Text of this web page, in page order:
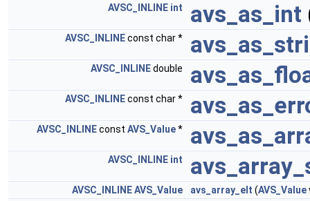
AVSC_INLINE int avs_as_int
AVSC_INLINEconst char *
AVSC_INLINEdouble
AVSC_INLINEconst char *
AVSC_INLINEconst AVS_Value*
AVSC_INLINE int
AVSC_INLINEAVS_Value avs_array_elt (AVS_Value